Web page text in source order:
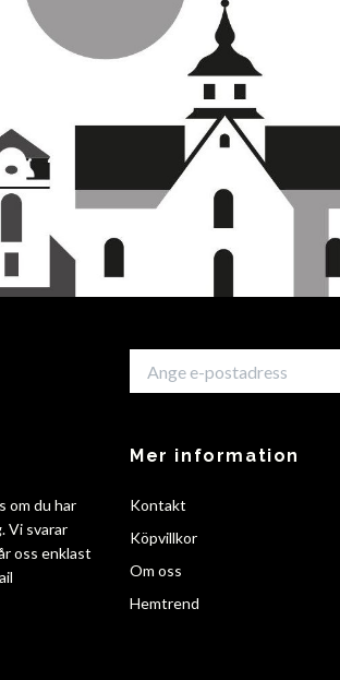
om du har
Vi svarar
oss enklast
Mer information
Kontakt
Köpvillkor
Om oss
Hemtrend